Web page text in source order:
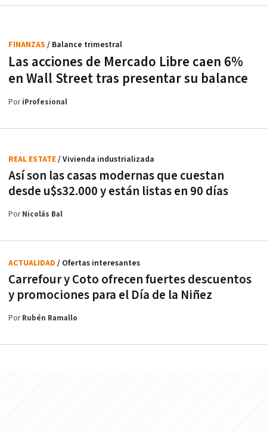
Las acciones de Mercado Libre caen 6%
en Wall Street tras presentar su balance
FINANZAS / Balance trimestral
PoriProfesional
Así son las casas modernas que cuestan
desde u$s32.000 y están listas en 90 días
REAL ESTATE/ Vivienda industrializada
PorNicolás Bal
Carrefour y Coto ofrecen fuertes descuentos
y promociones para el Día de la Niñez
ACTUALIDAD / Ofertas interesantes
PorRubén Ramallo